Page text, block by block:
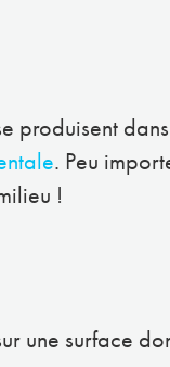
produisent
. Peu
!
une surface